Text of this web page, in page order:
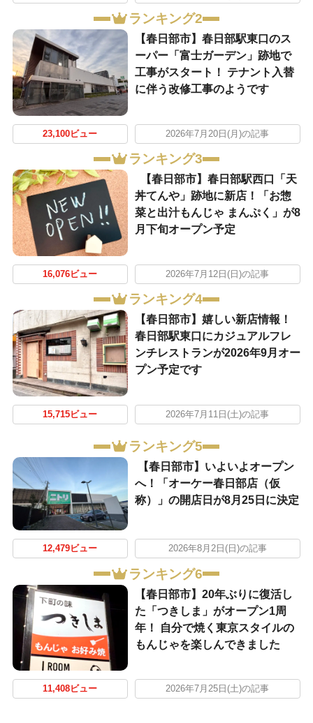
ランキング2
【春日部市】春日部駅東口のス
ーパー「富士ガーデン」跡地で
工事がスタート！ テナント入替
に伴う改修工事のようです
23,100ビュー 2026年7月20日(月)の記事
ランキング3
【春日部市】春日部駅西口「天
丼てんや」跡地に新店！「お惣
菜と出汁もんじゃ まんぷく」が8
月下旬オープン予定
16,076ビュー 2026年7月12日(日)の記事
ランキング4
【春日部市】嬉しい新店情報！
春日部駅東口にカジュアルフレ
ンチレストランが2026年9月オー
プン予定です
15,715ビュー 2026年7月11日(土)の記事
ランキング5
【春日部市】いよいよオープン
へ！「オーケー春日部店（仮
称）」の開店日が8月25日に決定
12,479ビュー 2026年8月2日(日)の記事
ランキング6
【春日部市】20年ぶりに復活し
た「つきしま」がオープン1周
年！ 自分で焼く東京スタイルの
もんじゃを楽しんできました
11,408ビュー 2026年7月25日(土)の記事